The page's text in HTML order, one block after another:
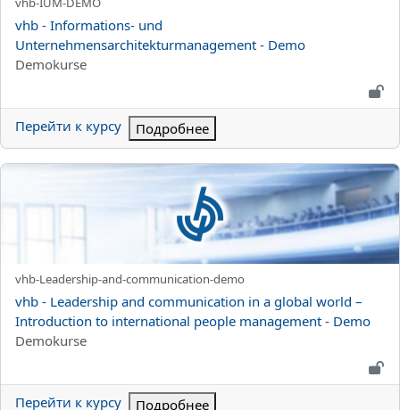
Название курса
vhb - Informations- und
Unternehmensarchitekturmanagement - Demo
Категория курса
Demokurse
Перейти к курсу Подробнее
vhb - Leadership and communication in a global world –
Краткое название курса
vhb-Leadership-and-communication-demo
Название курса
vhb - Leadership and communication in a global world –
Introduction to international people management - Demo
Категория курса
Demokurse
Перейти к курсу Подробнее